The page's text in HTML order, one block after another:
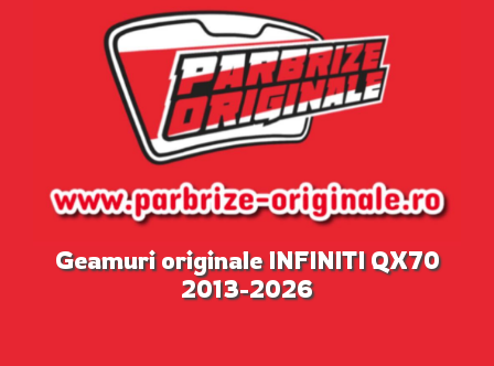
Geamuri originale INFINITI QX70
2013-2026